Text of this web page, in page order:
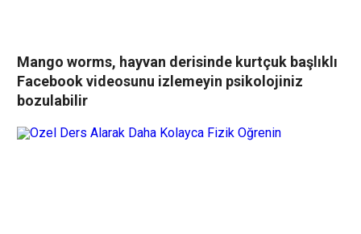
Mango worms, hayvan derisinde kurtçuk başlıklı
Facebook videosunu izlemeyin psikolojiniz
bozulabilir